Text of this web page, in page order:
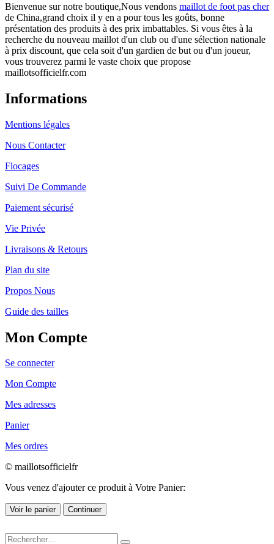
Bienvenue sur notre boutique,Nous vendons maillot de foot pas cher
de China,grand choix il y en a pour tous les goûts, bonne
présentation des produits à des prix imbattables. Si vous êtes à la
recherche du nouveau maillot d'un club ou d'une sélection nationale
à prix discount, que cela soit d'un gardien de but ou d'un joueur,
vous trouverez parmi le vaste choix que propose
maillotsofficielfr.com
Informations
Mentions légales
Nous Contacter
Flocages
Suivi De Commande
Paiement sécurisé
Vie Privée
Livraisons & Retours
Plan du site
Propos Nous
Guide des tailles
Mon Compte
Se connecter
Mon Compte
Mes adresses
Panier
Mes ordres
© maillotsofficielfr
Vous venez d'ajouter ce produit à Votre Panier:
Voir le panier Continuer